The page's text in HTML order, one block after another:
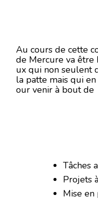
Au cours de cette
de Mercure va être
ux qui non seulent
la patte mais qui
our venir à bout de
Tâches
Projets
Mise en